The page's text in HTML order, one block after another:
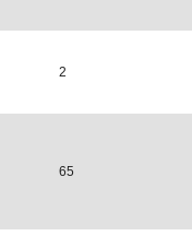
2
65